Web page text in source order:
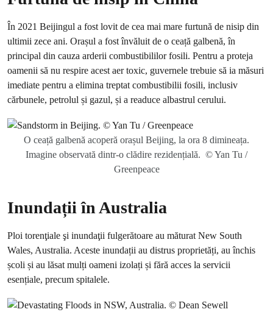
În 2021 Beijingul a fost lovit de cea mai mare furtună de nisip din
ultimii zece ani. Orașul a fost învăluit de o ceață galbenă, în
principal din cauza arderii combustibililor fosili. Pentru a proteja
oamenii să nu respire acest aer toxic, guvernele trebuie să ia măsuri
imediate pentru a elimina treptat combustibilii fosili, inclusiv
cărbunele, petrolul și gazul, și a readuce albastrul cerului.
O ceață galbenă acoperă orașul Beijing, la ora 8 dimineața.
Imagine observată dintr-o clădire rezidențială. © Yan Tu /
Greenpeace
Inundații în Australia
Ploi torenţiale şi inundaţii fulgerătoare au măturat New South
Wales, Australia. Aceste inundații au distrus proprietăți, au închis
școli și au lăsat mulți oameni izolați și fără acces la servicii
esențiale, precum spitalele.